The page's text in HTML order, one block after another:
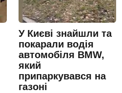
У Києві знайшли та
покарали водія
автомобіля BMW,
який
припаркувався на
газоні